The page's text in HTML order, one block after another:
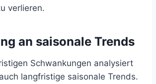
verlieren.
an saisonale Trends
Schwankungen analysiert
langfristige saisonale Trends.